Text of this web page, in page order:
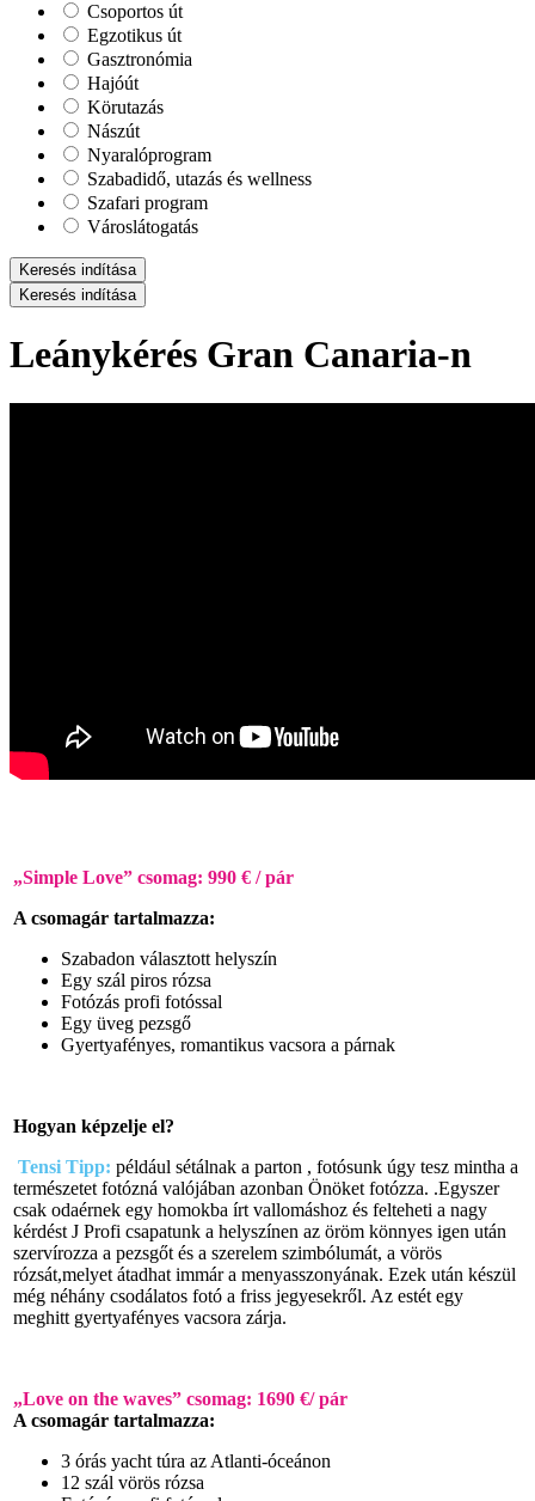
Csoportos út
Egzotikus út
Gasztronómia
Hajóút
Körutazás
Nászút
Nyaralóprogram
Szabadidő, utazás és wellness
Szafari program
Városlátogatás
Keresés indítása
Keresés indítása
Leánykérés Gran Canaria-n
„Simple Love” csomag: 990 € / pár
A csomagár tartalmazza:
Szabadon választott helyszín
Egy szál piros rózsa
Fotózás profi fotóssal
Egy üveg pezsgő
Gyertyafényes, romantikus vacsora a párnak
Hogyan képzelje el?
Tensi Tipp: például sétálnak a parton , fotósunk úgy tesz mintha a
természetet fotózná valójában azonban Önöket fotózza. .Egyszer
csak odaérnek egy homokba írt vallomáshoz és felteheti a nagy
kérdést J Profi csapatunk a helyszínen az öröm könnyes igen után
szervírozza a pezsgőt és a szerelem szimbólumát, a vörös
rózsát,melyet átadhat immár a menyasszonyának. Ezek után készül
még néhány csodálatos fotó a friss jegyesekről. Az estét egy
meghitt gyertyafényes vacsora zárja.
„Love on the waves” csomag: 1690 €/ pár
A csomagár tartalmazza:
3 órás yacht túra az Atlanti-óceánon
12 szál vörös rózsa